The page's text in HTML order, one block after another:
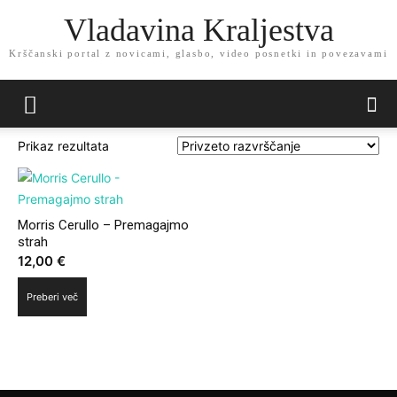
Vladavina Kraljestva
Krščanski portal z novicami, glasbo, video posnetki in povezavami
Prikaz rezultata
Morris Cerullo – Premagajmo
strah
12,00 €
Preberi več